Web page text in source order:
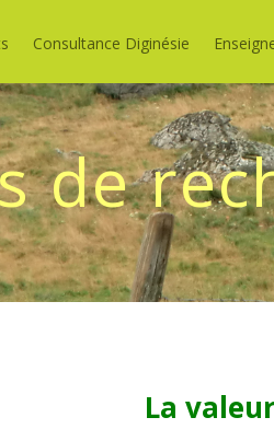
Consultance Diginésie
de
La